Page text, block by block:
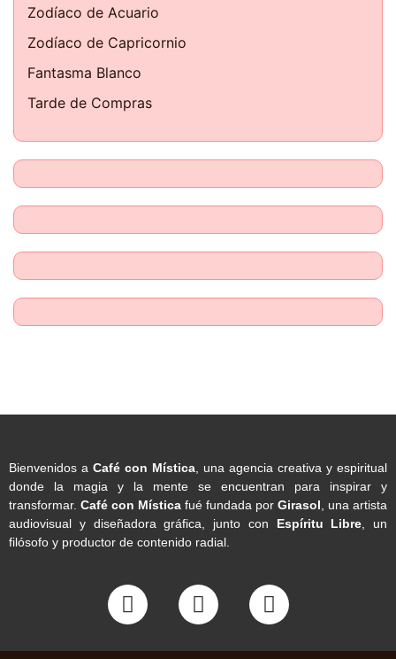
Zodíaco de Acuario
Zodíaco de Capricornio
Fantasma Blanco
Tarde de Compras
Bienvenidos a Café con Mística, una agencia creativa y espiritual
donde la magia y la mente se encuentran para inspirar y
transformar. Café con Mística fué fundada por Girasol, una artista
audiovisual y diseñadora gráfica, junto con Espíritu Libre, un
filósofo y productor de contenido radial.